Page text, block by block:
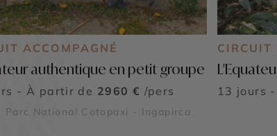
ACCOMPAGNÉ
authentique en petit groupe
- À partir de 2960 € /pers
Parc National Cotopaxi - Ingapirca
CIRCUIT
13 jours